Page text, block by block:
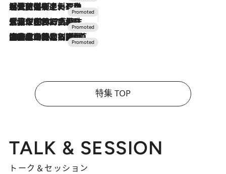
2026.7.24
【夏限定ディナーコース】旬を迎える稚鮎や花ズッキーニなどをイタリア・トスカーナの郷土料理の手法で満喫！
2026.7.17
「土佐和ハーブかき氷」がOMO7高知に登場！生姜、山椒、大葉など目にも舌にも涼を呼ぶ郷土の味
2026.7.10
NEW OPEN！【界 草津】名湯の地に誕生。趣の異なる2種の温泉と上州ならではの会席・蕎麦割烹など美食を味わう究極の癒やし旅
特集 TOP
TALK & SESSION
トーク＆セッション